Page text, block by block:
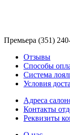
Премьера (351)
Отзывы
Способы
Система
Условия
Адреса
Контакты
Реквизиты